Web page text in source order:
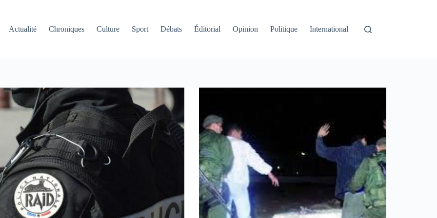
Actualité
Chroniques Culture Sport Débats Éditorial Opinion Politique International